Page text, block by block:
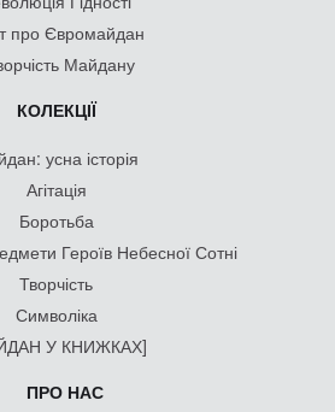
про Євромайдан
Майдану
КОЛЕКЦІЇ
усна історія
Агітація
Боротьба
Героїв Небесної Сотні
Творчість
Символіка
У КНИЖКАХ]
ПРО НАС